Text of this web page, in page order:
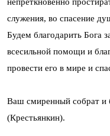
служения, во спасение
Будем благодарить Бога
всесильной помощи и
провести его в мире и
Ваш смиренный собрат и
(Крестьянкин).